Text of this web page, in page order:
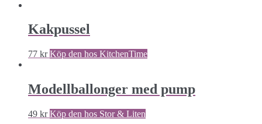
Kakpussel
77 kr Köp den hos KitchenTime
Modellballonger med pump
49 kr Köp den hos Stor & Liten